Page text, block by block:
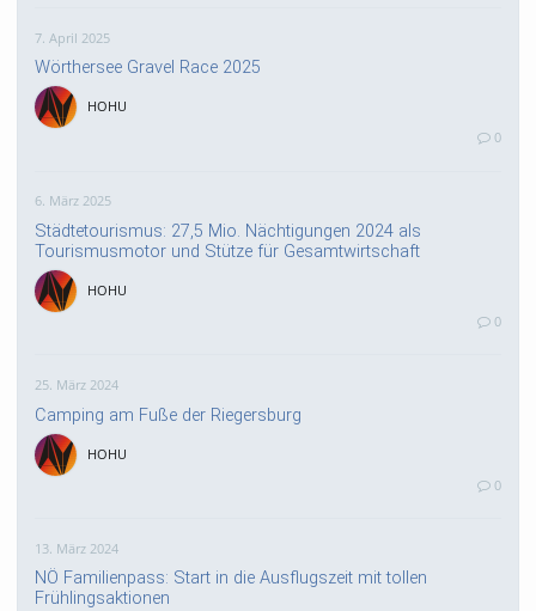
7. April 2025
Wörthersee Gravel Race 2025
HOHU
0
6. März 2025
Städtetourismus: 27,5 Mio. Nächtigungen 2024 als
Tourismusmotor und Stütze für Gesamtwirtschaft
HOHU
0
25. März 2024
Camping am Fuße der Riegersburg
HOHU
0
13. März 2024
NÖ Familienpass: Start in die Ausflugszeit mit tollen
Frühlingsaktionen